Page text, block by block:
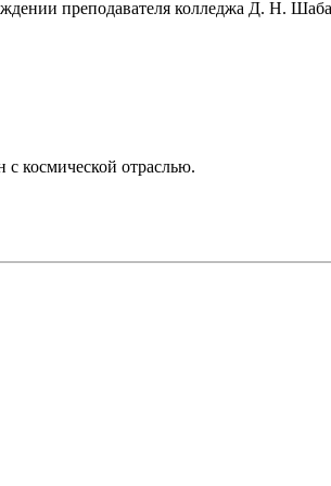
преподавателя колледжа Д. Н.
с космической отраслью.